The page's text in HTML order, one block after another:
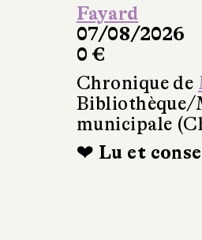
Fayard
07/08/2026
0 €
Chronique de
Bibliothèque/
municipale
❤ Lu et